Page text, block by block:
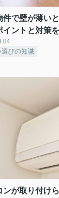
件で壁が薄い
イントと対策
選びの知識
ンが取り付け